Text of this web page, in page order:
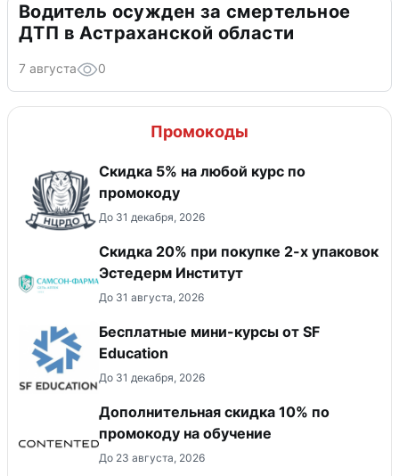
Водитель осужден за смертельное
ДТП в Астраханской области
7 августа 0
Промокоды
Скидка 5% на любой курс по
промокоду
До 31 декабря, 2026
Скидка 20% при покупке 2-х упаковок
Эстедерм Институт
До 31 августа, 2026
Бесплатные мини-курсы от SF
Education
До 31 декабря, 2026
Дополнительная скидка 10% по
промокоду на обучение
До 23 августа, 2026